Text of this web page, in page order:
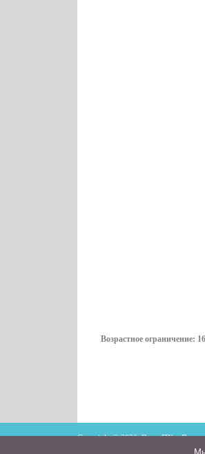
Возрастное ограничение:
Copyright © 2026. ВестиПК в